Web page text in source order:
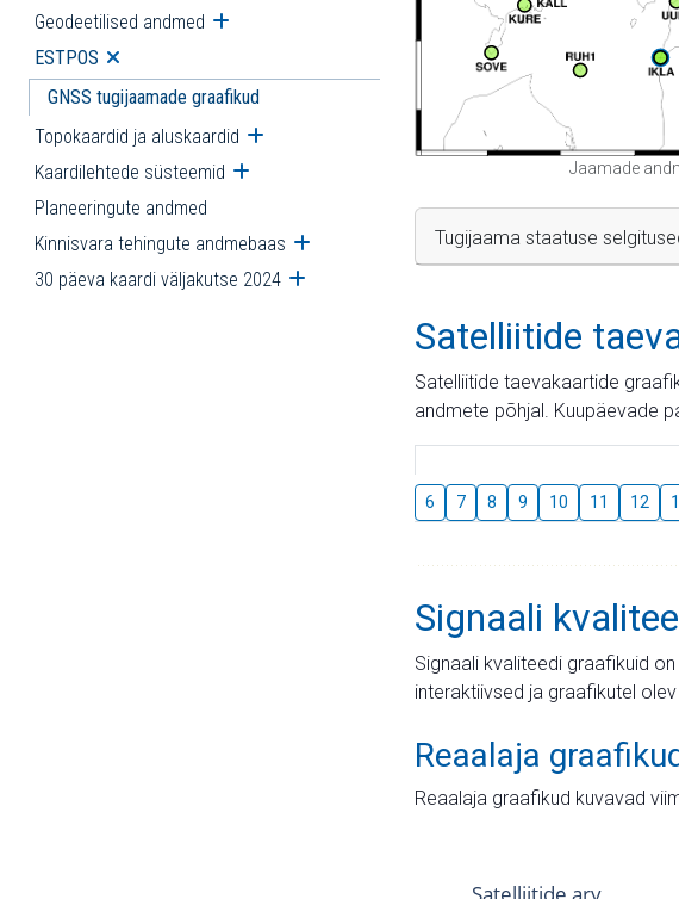
Geodeetilised andmed Ava alammenüü
ESTPOS Ava alammenüü
GNSS tugijaamade graafikud
Topokaardid ja aluskaardid Ava alammenüü
Kaardilehtede süsteemid Ava alammenüü
Planeeringute andmed
Kinnisvara tehingute andmebaas Ava alammenüü
30 päeva kaardi väljakutse 2024 Ava alammenüü
Jaamade
Tugijaama staatuse
Satelliitide
Satelliitide taevakaartide
andmete põhjal. Kuupäevade
6 7 8 9 10 11 12
Signaali
Signaali kvaliteedi graafikuid
interaktiivsed ja graafikutel
Reaalaja
Reaalaja graafikud kuvavad